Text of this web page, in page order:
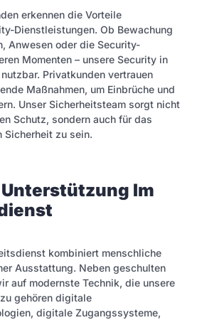
erkennen die Vorteile
Dienstleistungen. Ob Bewachung
Anwesen oder die Security-
Momenten – unsere Security in
Privatkunden vertrauen
Maßnahmen, um Einbrüche und
Unser Sicherheitsteam sorgt nicht
Schutz, sondern auch für das
Sicherheit zu sein.
Im
kombiniert menschliche
Ausstattung. Neben geschulten
auf modernste Technik, die unsere
gehören digitale
digitale Zugangssysteme,